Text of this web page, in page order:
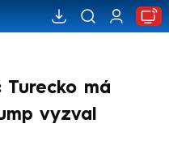
Turecko má
vyzval